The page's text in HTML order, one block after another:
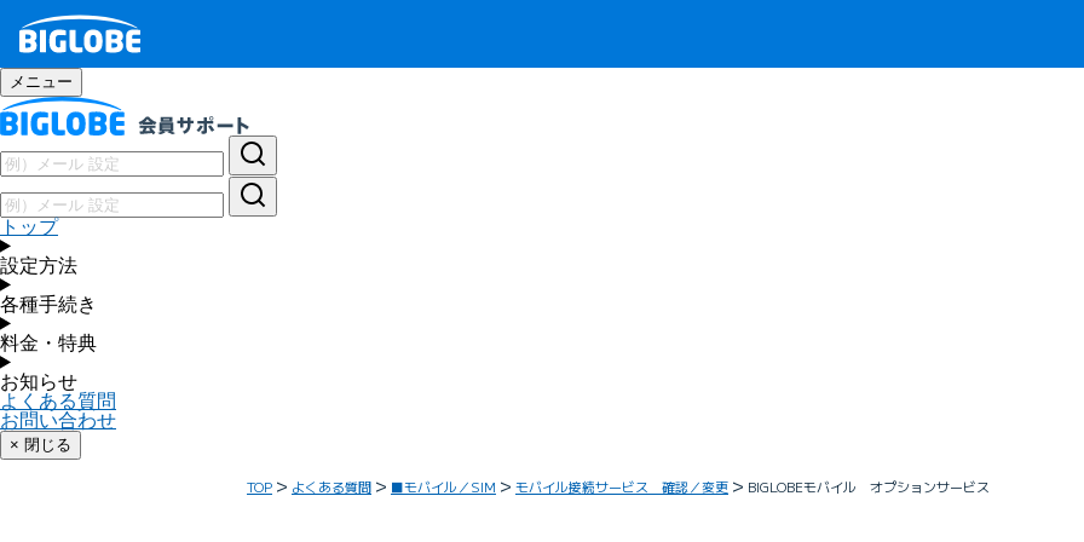
メニュー
トップ
設定方法
各種手続き
料金・特典
お知らせ
よくある質問
お問い合わせ
× 閉じる
TOP よくある質問 ■モバイル／SIM モバイル接続サービス 確認／変更 BIGLOBEモバイル オプションサービス